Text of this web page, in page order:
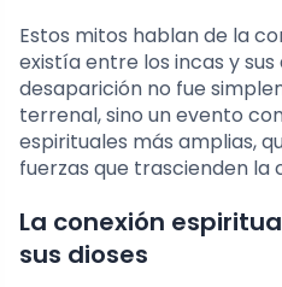
Estos mitos hablan de la
existía entre los incas y sus
desaparición no fue
terrenal, sino un evento
espirituales más amplias,
fuerzas que trascienden la
La conexión
sus dioses